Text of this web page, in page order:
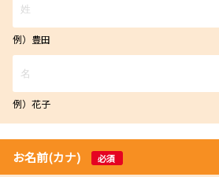
例）豊田
例）花子
お名前(カナ) 必須